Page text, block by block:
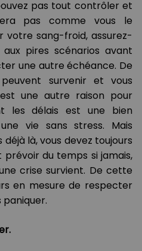
pas tout contrôler et
pas comme vous le
votre sang-froid, assurez-
pires scénarios avant
une autre échéance. De
survenir et vous
une autre raison pour
les délais est une bien
vie sans stress. Mais
là, vous devez toujours
du temps si jamais,
crise survient. De cette
en mesure de respecter